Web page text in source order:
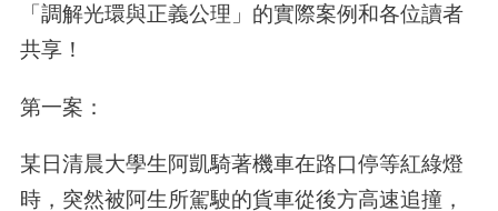
「調解光環與正義公理」的實際案例和各位讀者
共享！
第一案：
某日清晨大學生阿凱騎著機車在路口停等紅綠燈
時，突然被阿生所駕駛的貨車從後方高速追撞，